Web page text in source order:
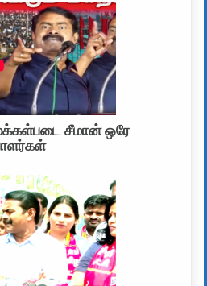
மக்கள்படை சீமான் ஒரே